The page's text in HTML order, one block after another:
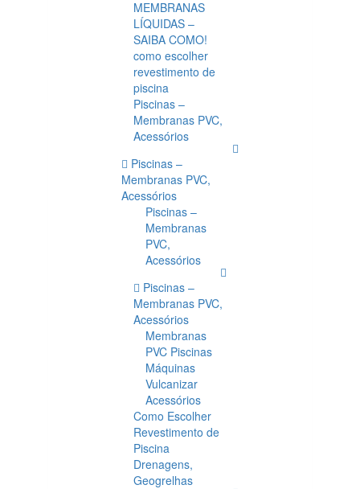
MEMBRANAS
LÍQUIDAS –
SAIBA COMO!
como escolher
revestimento de
piscina
Piscinas –
Membranas PVC,
Acessórios
Piscinas –
Membranas PVC,
Acessórios
Piscinas –
Membranas
PVC,
Acessórios
Piscinas –
Membranas PVC,
Acessórios
Membranas
PVC Piscinas
Máquinas
Vulcanizar
Acessórios
Como Escolher
Revestimento de
Piscina
Drenagens,
Geogrelhas